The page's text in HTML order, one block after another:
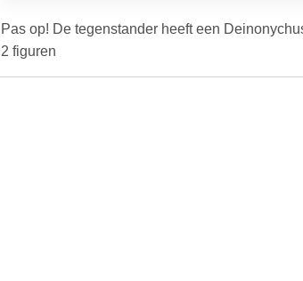
Pas op! De tegenstander heeft een
figuren